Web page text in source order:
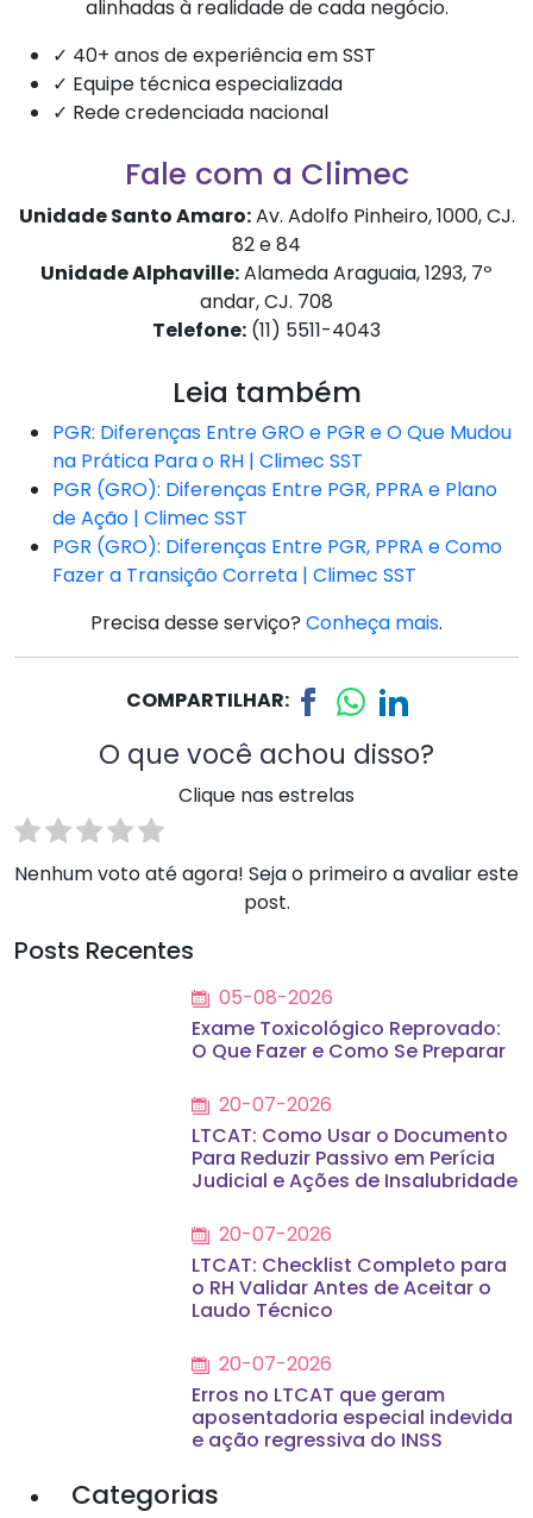
alinhadas à realidade de cada negócio.
✓ 40+ anos de experiência em SST
✓ Equipe técnica especializada
✓ Rede credenciada nacional
Fale com a Climec
Unidade Santo Amaro:Av. Adolfo Pinheiro, 1000, CJ.
82 e 84
Unidade Alphaville:Alameda Araguaia, 1293, 7º
andar, CJ. 708
Telefone: (11) 5511-4043
Leia também
PGR: Diferenças Entre GRO e PGR e O Que Mudou
na Prática Para o RH | Climec SST
PGR (GRO): Diferenças Entre PGR, PPRA e Plano
de Ação | Climec SST
PGR (GRO): Diferenças Entre PGR, PPRA e Como
Fazer a Transição Correta | Climec SST
Precisa desse serviço? Conheça mais.
COMPARTILHAR:
O que você achou disso?
Clique nas estrelas
Nenhum voto até agora! Seja o primeiro a avaliar este
post.
Posts Recentes
05-08-2026
Exame Toxicológico Reprovado:
O Que Fazer e Como Se Preparar
20-07-2026
LTCAT: Como Usar o Documento
Para Reduzir Passivo em Perícia
Judicial e Ações de Insalubridade
20-07-2026
LTCAT: Checklist Completo para
o RH Validar Antes de Aceitar o
Laudo Técnico
20-07-2026
Erros no LTCAT que geram
aposentadoria especial indevida
e ação regressiva do INSS
Categorias